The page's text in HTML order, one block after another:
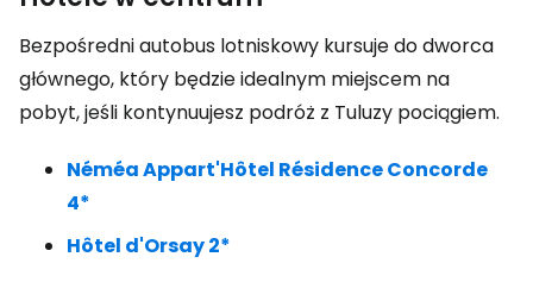
Bezpośredni autobus lotniskowy kursuje do dworca
głównego, który będzie idealnym miejscem na
pobyt, jeśli kontynuujesz podróż z Tuluzy pociągiem.
Néméa Appart'Hôtel Résidence Concorde
4*
Hôtel d'Orsay 2*